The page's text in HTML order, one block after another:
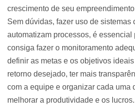
crescimento de seu
Sem dúvidas, fazer uso de sistemas
automatizam processos, é essencial
consiga fazer o monitoramento
definir as metas e os objetivos
retorno desejado, ter mais
com a equipe e organizar cada uma
melhorar a produtividade e os lucros.